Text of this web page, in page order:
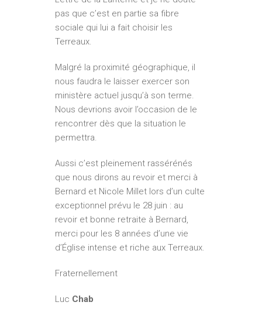
pas que c’est en partie sa fibre
sociale qui lui a fait choisir les
Terreaux.
Malgré la proximité géographique, il
nous faudra le laisser exercer son
ministère actuel jusqu’à son terme.
Nous devrions avoir l’occasion de le
rencontrer dès que la situation le
permettra.
Aussi c’est pleinement rassérénés
que nous dirons au revoir et merci à
Bernard et Nicole Millet lors d’un culte
exceptionnel prévu le 28 juin : au
revoir et bonne retraite à Bernard,
merci pour les 8 années d’une vie
d’Église intense et riche aux Terreaux.
Fraternellement
Luc Chab